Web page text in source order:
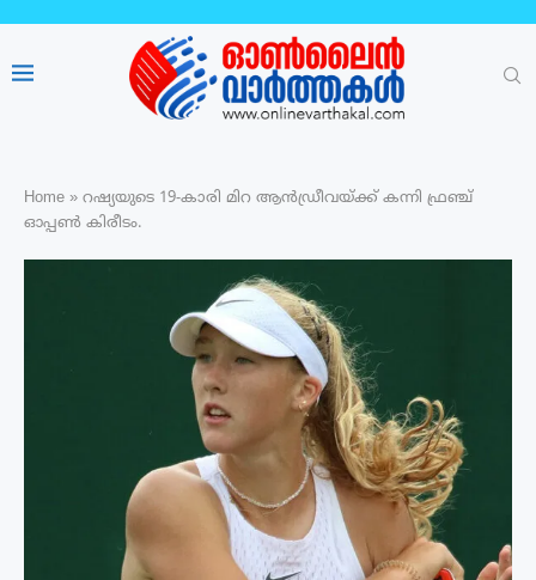
Home » റഷ്യയുടെ 19-കാരി മിറ ആൻഡ്രീവയ്ക്ക് കന്നി ഫ്രഞ്ച്
ഓപ്പൺ കിരീടം.